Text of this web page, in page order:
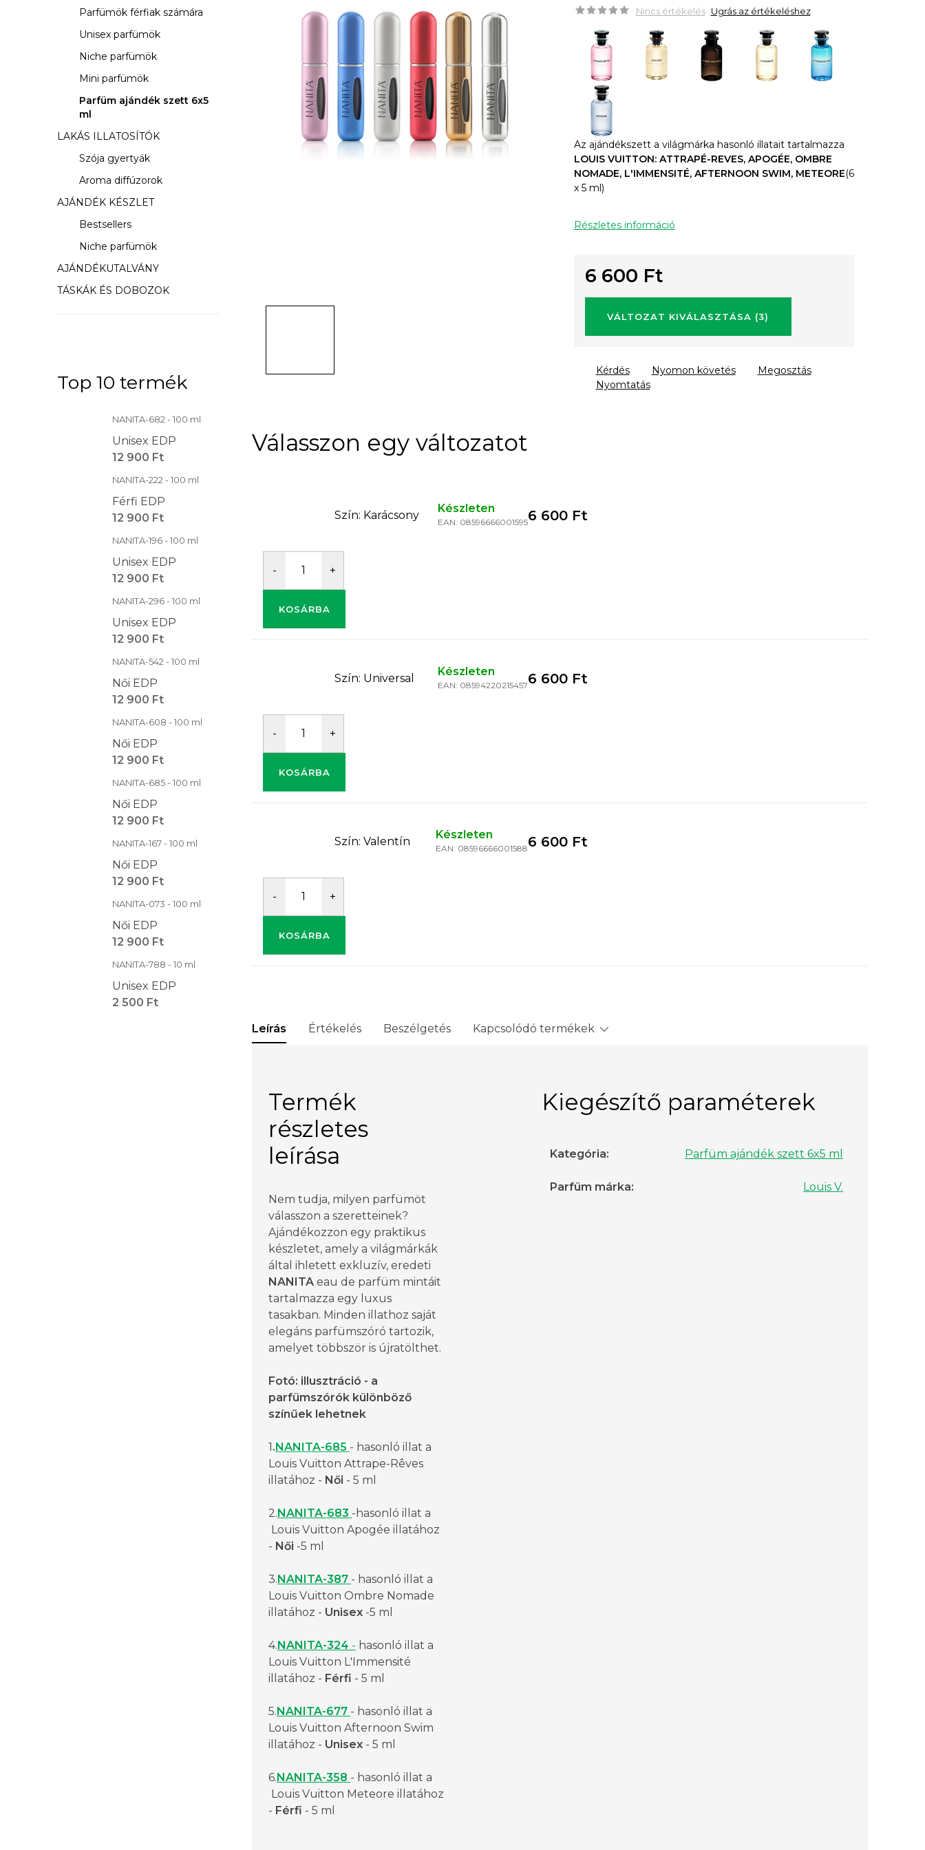
e
Parfümök férfiak számára
Unisex parfümök
Niche parfümök
Mini parfümök
Parfüm ajándék szett 6x5
ml
LAKÁS ILLATOSÍTÓK
Szója gyertyák
Aroma diffúzorok
AJÁNDÉK KÉSZLET
Bestsellers
Niche parfümök
AJÁNDÉKUTALVÁNY
TÁSKÁK ÉS DOBOZOK
Top 10 termék
NANITA-682 - 100 ml
Unisex EDP
12 900 Ft
NANITA-222 - 100 ml
Férfi EDP
12 900 Ft
NANITA-196 - 100 ml
Unisex EDP
12 900 Ft
NANITA-296 - 100 ml
Unisex EDP
12 900 Ft
NANITA-542 - 100 ml
Női EDP
12 900 Ft
NANITA-608 - 100 ml
Női EDP
12 900 Ft
NANITA-685 - 100 ml
Női EDP
12 900 Ft
NANITA-167 - 100 ml
Női EDP
12 900 Ft
NANITA-073 - 100 ml
Női EDP
12 900 Ft
NANITA-788 - 10 ml
Unisex EDP
2 500 Ft
Nincs értékelés Ugrás az értékeléshez
Az ajándékszett a világmárka hasonló illatait tartalmazza
LOUIS VUITTON: ATTRAPÉ-REVES, APOGÉE, OMBRE
NOMADE, L'IMMENSITÉ, AFTERNOON SWIM, METEORE(6
x 5 ml)
Részletes információ
6 600 Ft
VÁLTOZAT KIVÁLASZTÁSA (3)
Nyomtatás
Kérdés Nyomon követés Megosztás
Szín: Karácsony
Készleten
EAN: 085966660015956 600 Ft
KOSÁRBA
Szín: Universal
Készleten
EAN: 085942202154576 600 Ft
KOSÁRBA
Szín: Valentín
Készleten
EAN: 085966660015886 600 Ft
KOSÁRBA
Leírás Értékelés Beszélgetés Kapcsolódó termékek
Termék
részletes
leírása
Nem tudja, milyen parfümöt
válasszon a szeretteinek?
Ajándékozzon egy praktikus
készletet, amely a világmárkák
által ihletett exkluzív, eredeti
NANITA eau de parfüm mintáit
tartalmazza egy luxus
tasakban. Minden illathoz saját
elegáns parfümszóró tartozik,
amelyet többször is újratölthet.
Fotó: illusztráció - a
parfümszórók különböző
színűek lehetnek
1.NANITA-685 - hasonló illat a
Louis Vuitton Attrape-Rêves
illatához - Női - 5 ml
2.NANITA-683 -hasonló illat a
Louis Vuitton Apogée illatához
- Női -5 ml
3.NANITA-387 - hasonló illat a
Louis Vuitton Ombre Nomade
illatához - Unisex -5 ml
4.NANITA-324 - hasonló illat a
Louis Vuitton L'Immensité
illatához - Férfi - 5 ml
5.NANITA-677 - hasonló illat a
Louis Vuitton Afternoon Swim
illatához - Unisex - 5 ml
6.NANITA-358 - hasonló illat a
Louis Vuitton Meteore illatához
- Férfi - 5 ml
Kiegészítő paraméterek
Kategória: Parfüm ajándék szett 6x5 ml
Parfüm márka: Louis V.